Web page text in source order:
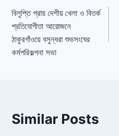
o
o
k
s n n
বিলুপ্তি প্রায় দেশীয় খেলা ও বিতর্ক
প্রতিযোগীতা আয়োজনে
ঠাকুরগাঁওয়ে বসুন্ধরা শুভসংঘের
কর্মপরিকল্পনা সভা
Similar Posts